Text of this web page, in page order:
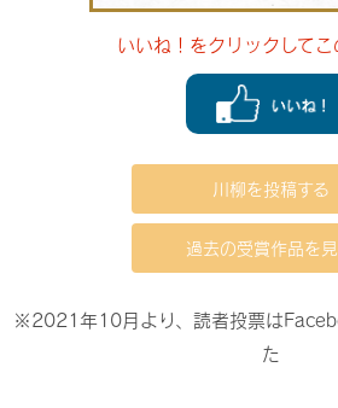
いいね！をクリックして
川柳を投稿する
過去の受賞作品を
※2021年10月より、読者投票は
た